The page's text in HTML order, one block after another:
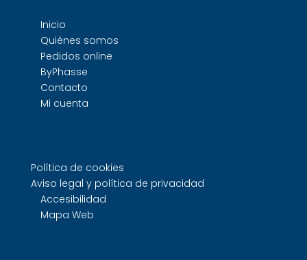
Inicio
Quiénes somos
Pedidos online
ByPhasse
Contacto
Mi cuenta
Política de cookies
Aviso legal y política de privacidad
Accesibilidad
Mapa Web